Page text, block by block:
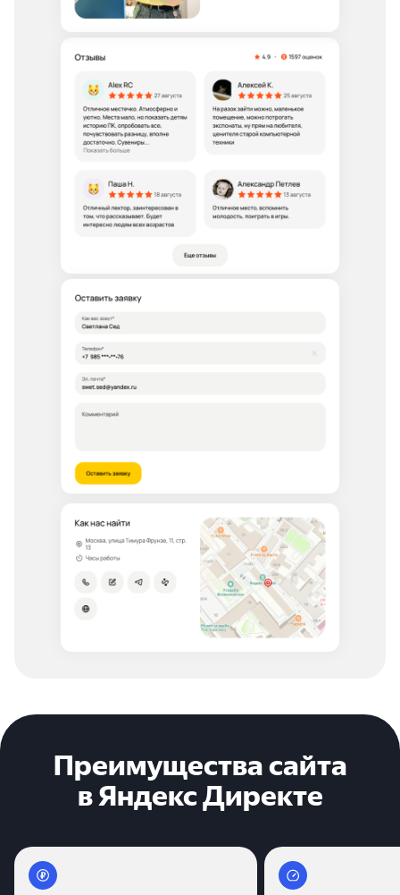
Преимущества сайта
в Яндекс Директе